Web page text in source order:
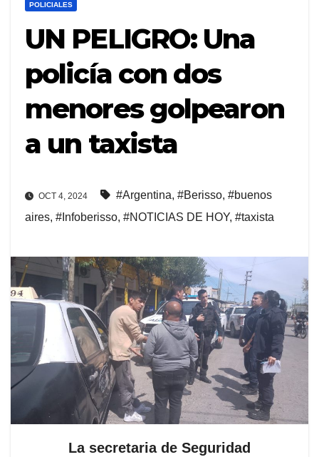
POLICIALES
UN PELIGRO: Una
policía con dos
menores golpearon
a un taxista
OCT 4, 2024 #Argentina, #Berisso, #buenos
aires, #Infoberisso, #NOTICIAS DE HOY, #taxista
La secretaria de Seguridad